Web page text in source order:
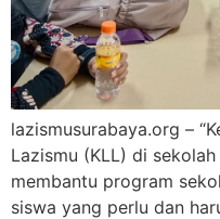
lazismusurabaya.org –
Lazismu (KLL) di
membantu program
siswa yang perlu dan